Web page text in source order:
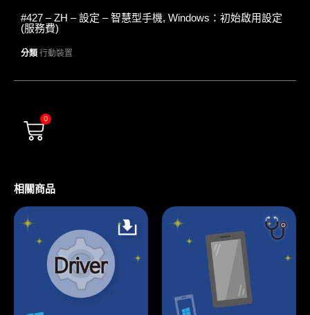
#427 – ZH – 設定 – 智慧型手機, Windows：初始啟用設定
(服務費)
分類 行動裝置
0
相關商品